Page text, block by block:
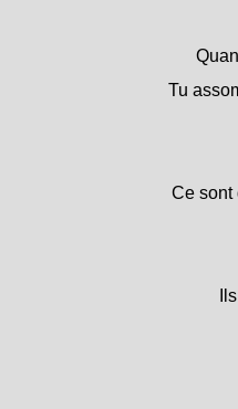
Tu
Ce sont